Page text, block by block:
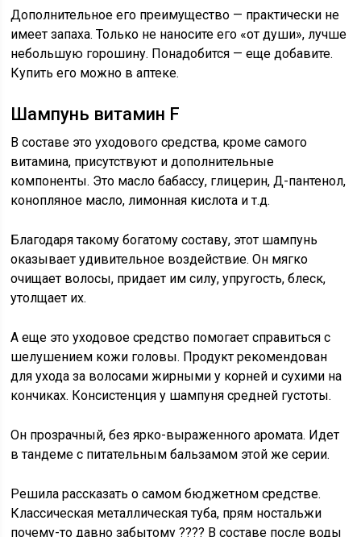
Дополнительное его преимущество — практически не
имеет запаха. Только не наносите его «от души», лучше
небольшую горошину. Понадобится — еще добавите.
Купить его можно в аптеке.
Шампунь витамин F
В составе это уходового средства, кроме самого
витамина, присутствуют и дополнительные
компоненты. Это масло бабассу, глицерин, Д-пантенол,
конопляное масло, лимонная кислота и т.д.
Благодаря такому богатому составу, этот шампунь
оказывает удивительное воздействие. Он мягко
очищает волосы, придает им силу, упругость, блеск,
утолщает их.
А еще это уходовое средство помогает справиться с
шелушением кожи головы. Продукт рекомендован
для ухода за волосами жирными у корней и сухими на
кончиках. Консистенция у шампуня средней густоты.
Он прозрачный, без ярко-выраженного аромата. Идет
в тандеме с питательным бальзамом этой же серии.
Решила рассказать о самом бюджетном средстве.
Классическая металлическая туба, прям ностальжи
почему-то давно забытому ???? В составе после воды